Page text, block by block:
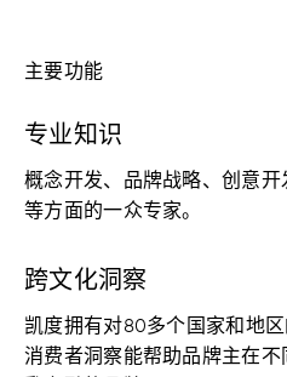
主要功能
专业知识
概念开发、品牌战略、创意
等方面的一众专家。
跨文化洞察
凯度拥有对80多个国家和地
消费者洞察能帮助品牌主在